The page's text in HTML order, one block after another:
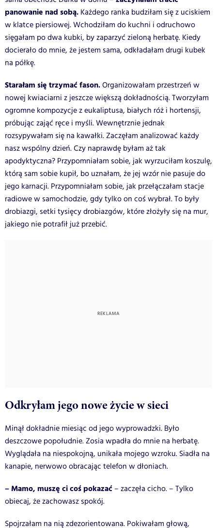
panowanie nad sobą. Każdego ranka budziłam się z uciskiem
w klatce piersiowej. Wchodziłam do kuchni i odruchowo
sięgałam po dwa kubki, by zaparzyć zieloną herbatę. Kiedy
docierało do mnie, że jestem sama, odkładałam drugi kubek
na półkę.
Starałam się trzymać fason.Organizowałam przestrzeń w
nowej kwiaciarni z jeszcze większą dokładnością. Tworzyłam
ogromne kompozycje z eukaliptusa, białych róż i hortensji,
próbując zająć ręce i myśli. Wewnętrznie jednak
rozsypywałam się na kawałki. Zaczęłam analizować każdy
nasz wspólny dzień. Czy naprawdę byłam aż tak
apodyktyczna? Przypomniałam sobie, jak wyrzuciłam koszulę,
którą sam sobie kupił, bo uznałam, że jej wzór nie pasuje do
jego karnacji. Przypomniałam sobie, jak przełączałam stacje
radiowe w samochodzie, gdy tylko on coś wybrał. To były
drobiazgi, setki tysięcy drobiazgów, które złożyły się na mur,
jakiego nie potrafił już przebić.
Odkryłam jego nowe życie w sieci
Minął dokładnie miesiąc od jego wyprowadzki. Było
deszczowe popołudnie. Zosia wpadła do mnie na herbatę.
Wyglądała na niespokojną, unikała mojego wzroku. Siadła na
kanapie, nerwowo obracając telefon w dłoniach.
– Mamo, muszę ci coś pokazać – zaczęła cicho. – Tylko
obiecaj, że zachowasz spokój.
Spojrzałam na nią zdezorientowana. Pokiwałam głową,